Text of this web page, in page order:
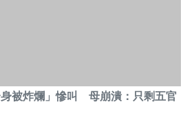
被炸爛」慘叫 母崩潰：只剩五官